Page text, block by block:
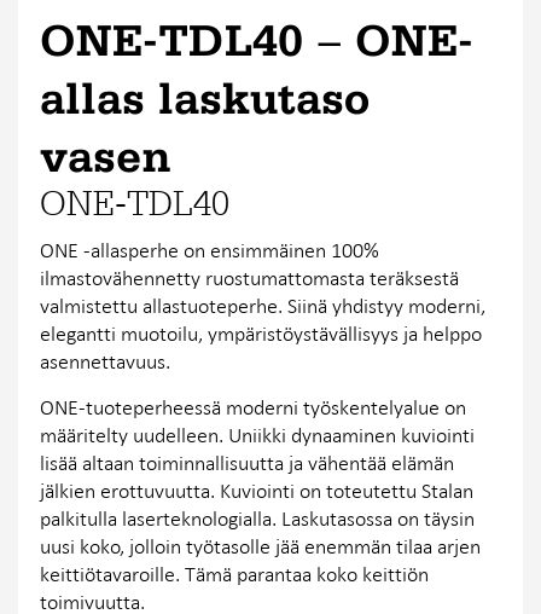
ONE-TDL40 − ONE-
allas laskutaso
vasen
ONE-TDL40
ONE -allasperhe on ensimmäinen 100%
ilmastovähennetty ruostumattomasta teräksestä
valmistettu allastuoteperhe. Siinä yhdistyy moderni,
elegantti muotoilu, ympäristöystävällisyys ja helppo
asennettavuus.
ONE-tuoteperheessä moderni työskentelyalue on
määritelty uudelleen. Uniikki dynaaminen kuviointi
lisää altaan toiminnallisuutta ja vähentää elämän
jälkien erottuvuutta. Kuviointi on toteutettu Stalan
palkitulla laserteknologialla. Laskutasossa on täysin
uusi koko, jolloin työtasolle jää enemmän tilaa arjen
keittiötavaroille. Tämä parantaa koko keittiön
toimivuutta.